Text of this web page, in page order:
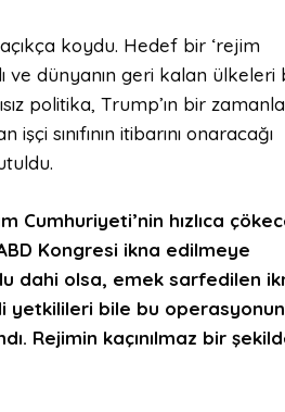
koydu. Hedef bir ‘rejim
ve dünyanın geri kalan ülkeleri
politika, Trump’ın bir
sınıfının itibarını onaracağı
Cumhuriyeti’nin hızlıca
Kongresi ikna edilmeye
dahi olsa, emek sarfedilen
yetkilileri bile bu operasyonun
Rejimin kaçınılmaz bir